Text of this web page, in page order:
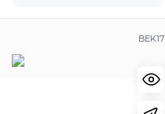
BEK17